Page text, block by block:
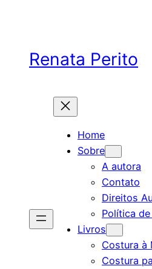
Renata Perito
Home
Sobre
A autora
Contato
Direitos
Política
Livros
Costura à
Costura